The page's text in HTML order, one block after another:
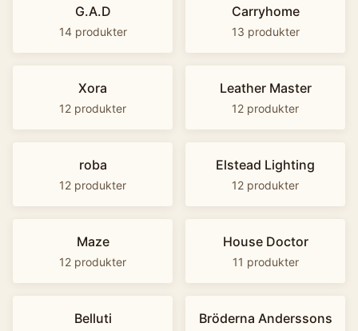
G.A.D
14 produkter
Carryhome
13 produkter
Xora
12 produkter
Leather Master
12 produkter
roba
12 produkter
Elstead Lighting
12 produkter
Maze
12 produkter
House Doctor
11 produkter
Belluti Bröderna Anderssons